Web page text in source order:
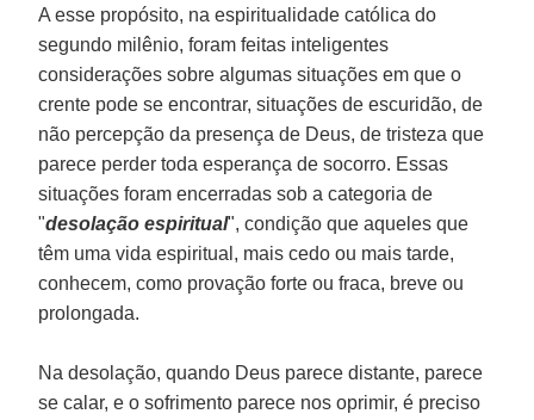
A esse propósito, na espiritualidade católica do
segundo milênio, foram feitas inteligentes
considerações sobre algumas situações em que o
crente pode se encontrar, situações de escuridão, de
não percepção da presença de Deus, de tristeza que
parece perder toda esperança de socorro. Essas
situações foram encerradas sob a categoria de
"desolação espiritual", condição que aqueles que
têm uma vida espiritual, mais cedo ou mais tarde,
conhecem, como provação forte ou fraca, breve ou
prolongada.
Na desolação, quando Deus parece distante, parece
se calar, e o sofrimento parece nos oprimir, é preciso